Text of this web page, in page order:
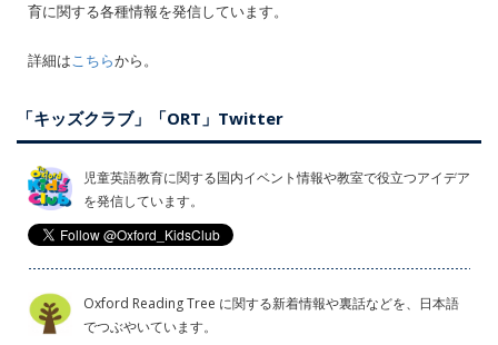
育に関する各種情報を発信しています。
詳細はこちらから。
「キッズクラブ」「ORT」Twitter
児童英語教育に関する国内イベント情報や教室で役立つアイデア
を発信しています。
Oxford Reading Tree に関する新着情報や裏話などを、日本語
でつぶやいています。